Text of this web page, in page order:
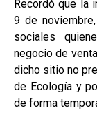
Recordó que la
9 de
sociales
negocio de
dicho sitio no
de Ecología y
de forma